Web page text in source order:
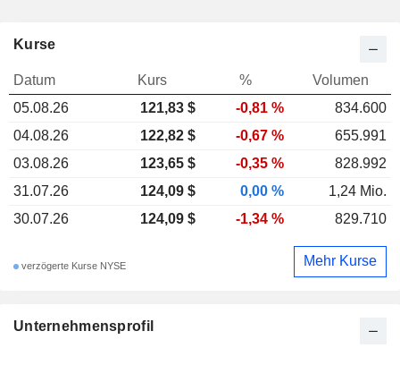
Unternehmensprofil
Kurse
Datum Kurs %
Volumen
05.08.26
121,83 $ -0,81 %
834.600
04.08.26
122,82 $ -0,67 %
655.991
03.08.26
123,65 $ -0,35 %
828.992
31.07.26
124,09 $ 0,00 %
1,24 Mio.
30.07.26
124,09 $ -1,34 % 829.710
verzögerte Kurse NYSE Mehr Kurse